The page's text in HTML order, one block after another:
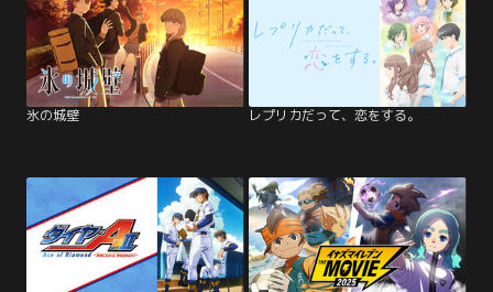
氷の城壁 レプリカだって、恋をする。